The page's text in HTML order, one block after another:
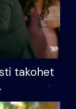
takohet
letër